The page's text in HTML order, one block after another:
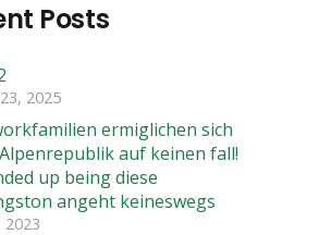
Posts
2025
ermiglichen sich
auf keinen fall!
up being diese
angeht keineswegs
2023